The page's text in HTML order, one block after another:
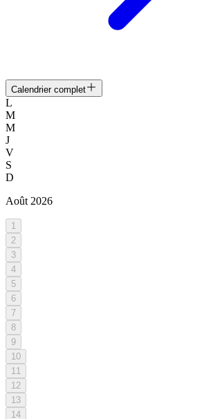
Calendrier complet
L
M
M
J
V
S
D
Août 2026
1
2
3
4
5
6
7
8
9
10
11
12
13
14